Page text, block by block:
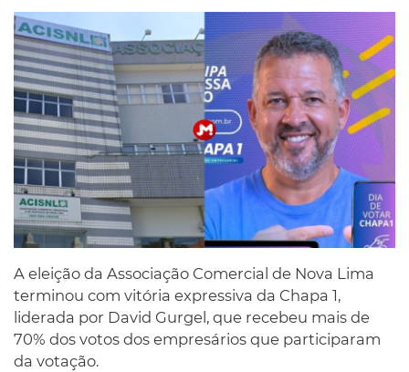
A eleição da Associação Comercial de Nova Lima
terminou com vitória expressiva da Chapa 1,
liderada por David Gurgel, que recebeu mais de
70% dos votos dos empresários que participaram
da votação.